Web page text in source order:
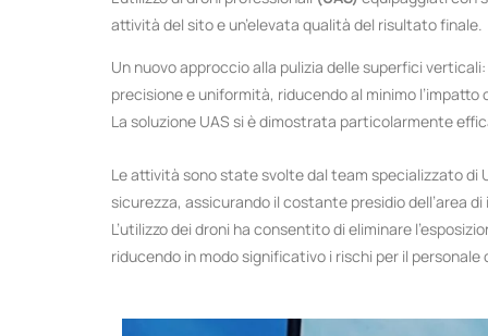
attività del sito e un’elevata qualità del risultato finale.
Un nuovo approccio alla pulizia delle superfici
precisione e uniformità, riducendo al minimo l’impatto
La soluzione UAS si è dimostrata particolarmente
Le attività sono state svolte dal team specializzato di
sicurezza, assicurando il costante presidio dell’area
L’utilizzo dei droni ha consentito di eliminare
riducendo in modo significativo i rischi per il personale